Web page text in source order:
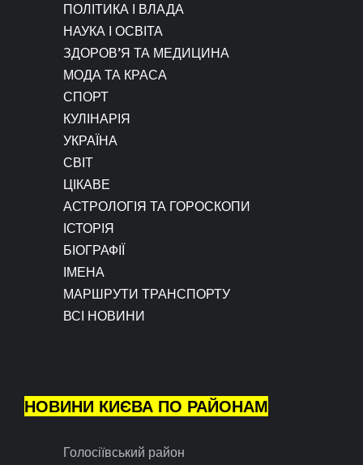
ПОЛІТИКА І ВЛАДА
НАУКА І ОСВІТА
ЗДОРОВ’Я ТА МЕДИЦИНА
МОДА ТА КРАСА
СПОРТ
КУЛІНАРІЯ
УКРАЇНА
СВІТ
ЦІКАВЕ
АСТРОЛОГІЯ ТА ГОРОСКОПИ
ІСТОРІЯ
БІОГРАФІЇ
ІМЕНА
МАРШРУТИ ТРАНСПОРТУ
ВСІ НОВИНИ
НОВИНИ КИЄВА ПО РАЙОНАМ
Голосіївський район